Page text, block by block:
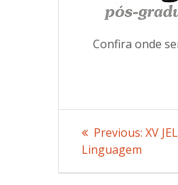
Confira onde
Post
Previous: XV
Linguagem